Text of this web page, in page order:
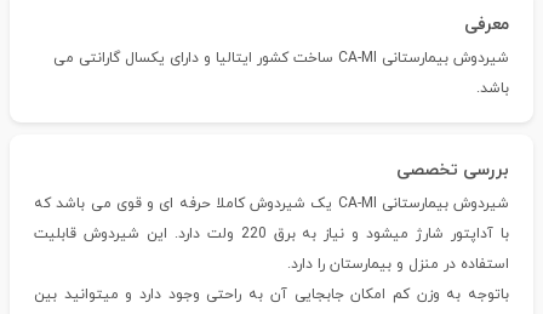
معرفی
شیردوش بیمارستانی CA-MI ساخت کشور ایتالیا و دارای یکسال گارانتی می
باشد.
بررسی تخصصی
شیردوش بیمارستانی CA-MI یک شیردوش کاملا حرفه ای و قوی می باشد که
با آداپتور شارژ میشود و نیاز به برق 220 ولت دارد. این شیردوش قابلیت
استفاده در منزل و بیمارستان را دارد.
باتوجه به وزن کم امکان جابجایی آن به راحتی وجود دارد و میتوانید بین